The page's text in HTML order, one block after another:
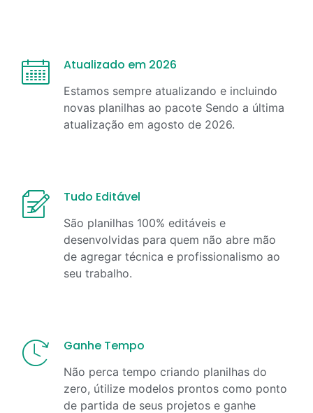
Atualizado em 2026
Estamos sempre atualizando e incluindo
novas planilhas ao pacote Sendo a última
atualização em agosto de 2026.
Tudo Editável
São planilhas 100% editáveis e
desenvolvidas para quem não abre mão
de agregar técnica e profissionalismo ao
seu trabalho.
Ganhe Tempo
Não perca tempo criando planilhas do
zero, útilize modelos prontos como ponto
de partida de seus projetos e ganhe